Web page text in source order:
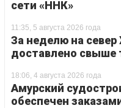
сети «ННК»
11:35, 5 августа 2026 года
За неделю на север
доставлено свыше
18:06, 4 августа 2026 года
Амурский
обеспечен